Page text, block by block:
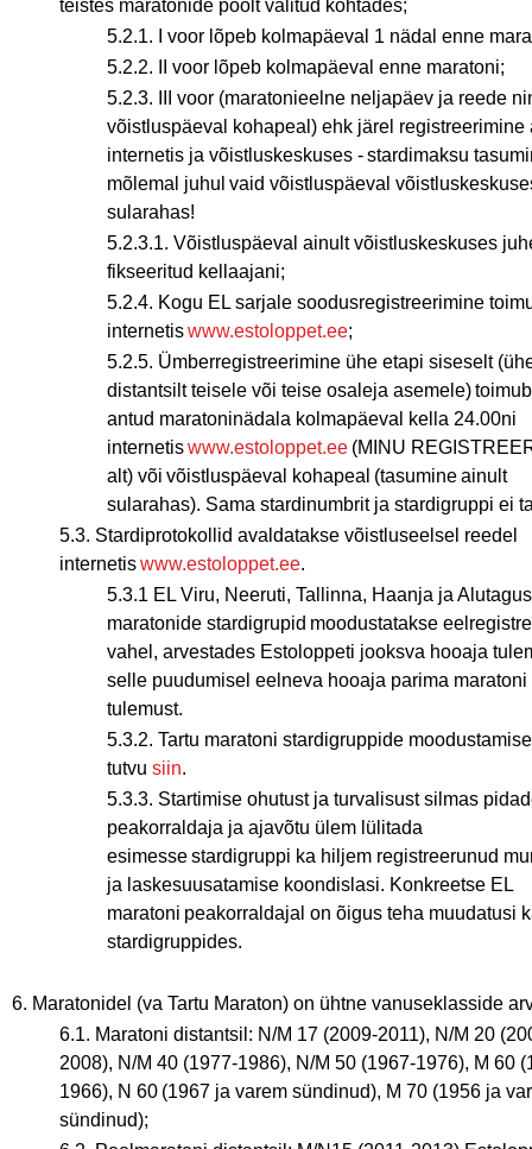
teistes maratonide poolt valitud kohtades;
5.2.1. I voor lõpeb kolmapäeval 1 nädal enne
5.2.2. II voor lõpeb kolmapäeval enne maratoni;
5.2.3. III voor (maratonieelne neljapäev ja reede
võistluspäeval kohapeal) ehk järel registreerimine
internetis ja võistluskeskuses - stardimaksu
mõlemal juhul vaid võistluspäeval
sularahas!
5.2.3.1. Võistluspäeval ainult võistluskeskuses
fikseeritud kellaajani;
5.2.4. Kogu EL sarjale soodusregistreerimine
internetiswww.estoloppet.ee;
5.2.5. Ümberregistreerimine ühe etapi siseselt
distantsilt teisele või teise osaleja asemele)
antud maratoninädala kolmapäeval kella 24.00ni
internetiswww.estoloppet.ee (MINU
alt) või võistluspäeval kohapeal (tasumine ainult
sularahas). Sama stardinumbrit ja stardigruppi ei
5.3. Stardiprotokollid avaldatakse võistluseelsel reedel
internetiswww.estoloppet.ee.
5.3.1 EL Viru, Neeruti, Tallinna, Haanja ja
maratonide stardigrupid moodustatakse
vahel, arvestades Estoloppeti jooksva hooaja
selle puudumisel eelneva hooaja parima maratoni
tulemust.
5.3.2. Tartu maratoni stardigruppide
tutvu siin.
5.3.3. Startimise ohutust ja turvalisust silmas
peakorraldaja ja ajavõtu ülem lülitada
esimesse stardigruppi ka hiljem registreerunud
ja laskesuusatamise koondislasi. Konkreetse EL
maratoni peakorraldajal on õigus teha muudatusi
stardigruppides.
6. Maratonidel (va Tartu Maraton) on ühtne vanuseklasside
6.1. Maratoni distantsil: N/M 17 (2009-2011), N/M 20
2008), N/M 40 (1977-1986), N/M 50 (1967-1976), M 60
1966), N 60 (1967 ja varem sündinud), M 70 (1956 ja
sündinud);